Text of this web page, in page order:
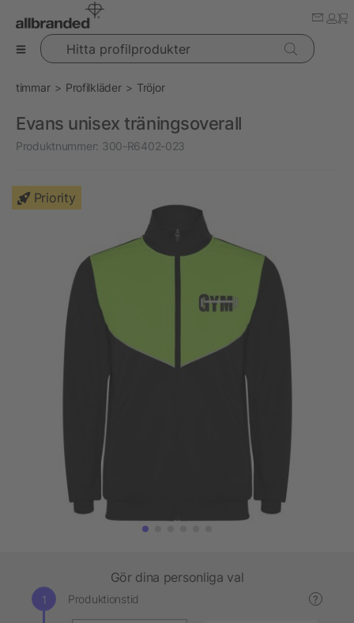
Hitta profilprodukter
timmar Profilkläder Tröjor
Evans unisex träningsoverall
Produktnummer: 300-R6402-023
Priority
Gör dina personliga val
Produktionstid ?